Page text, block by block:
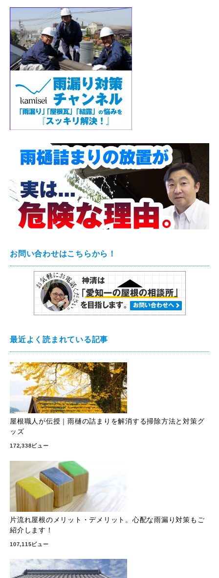
お問い合わせはこちらから！
最近よく読まれている記事
屋根職人が伝授｜雨樋の詰まりを解消する掃除方法と対策グ
ッズ
172,338ビュー
片流れ屋根のメリット・デメリット。心配な雨漏り対策もご
紹介します！
107,115ビュー